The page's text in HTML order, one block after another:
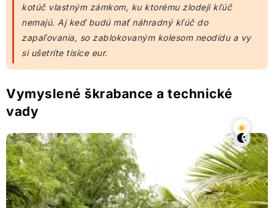
kotúč vlastným zámkom, ku ktorému zlodeji kľúč
nemajú. Aj keď budú mať náhradný kľúč do
zapaľovania, so zablokovaným kolesom neodídu a vy
si ušetríte tisíce eur.
Vymyslené škrabance a technické
vady